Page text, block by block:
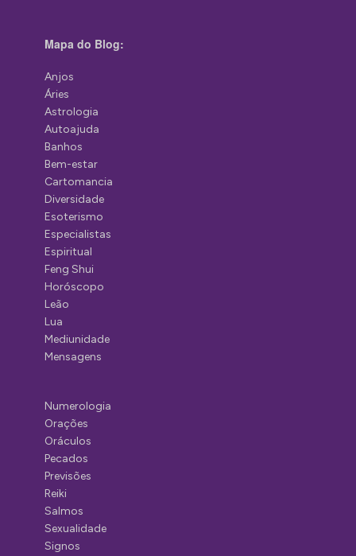
Mapa do Blog:
Anjos
Áries
Astrologia
Autoajuda
Banhos
Bem-estar
Cartomancia
Diversidade
Esoterismo
Especialistas
Espiritual
Feng Shui
Horóscopo
Leão
Lua
Mediunidade
Mensagens
Numerologia
Orações
Oráculos
Pecados
Previsões
Reiki
Salmos
Sexualidade
Signos